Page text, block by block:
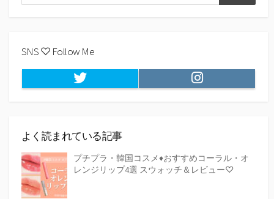
索
SNS ♡ Follow Me
Twitter Instagram
よく読まれている記事
プチプラ・韓国コスメ♦おすすめコーラル・オ
レンジリップ4選 スウォッチ＆レビュー♡